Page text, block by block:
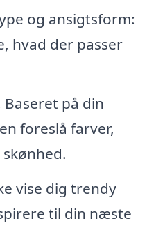
og ansigtsform:
hvad der passer
på din
foreslå farver,
vise dig trendy
til din næste